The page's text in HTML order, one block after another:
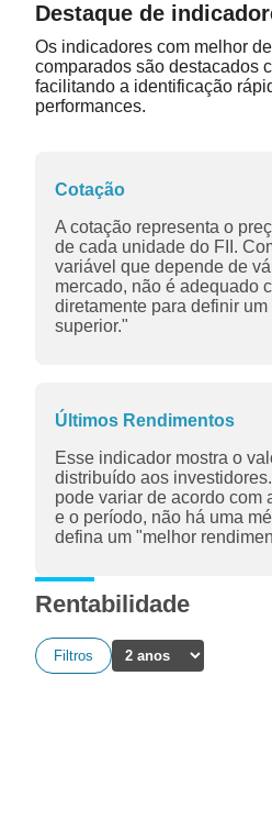
Destaque de
Os indicadores com melhor
comparados são destacados
facilitando a identificação
performances.
Cotação
A cotação representa o
de cada unidade do FII.
variável que depende de
mercado, não é adequado
diretamente para definir
superior."
Últimos Rendimentos
Esse indicador mostra o
distribuído aos
pode variar de acordo com
e o período, não há uma
defina um "melhor
Rentabilidade
Filtros